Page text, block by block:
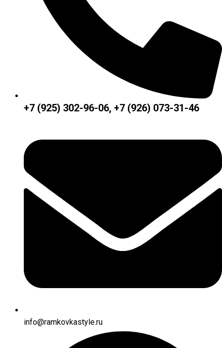
+7 (925) 302-96-06, +7 (926) 073-31-46
info@ramkovkastyle.ru